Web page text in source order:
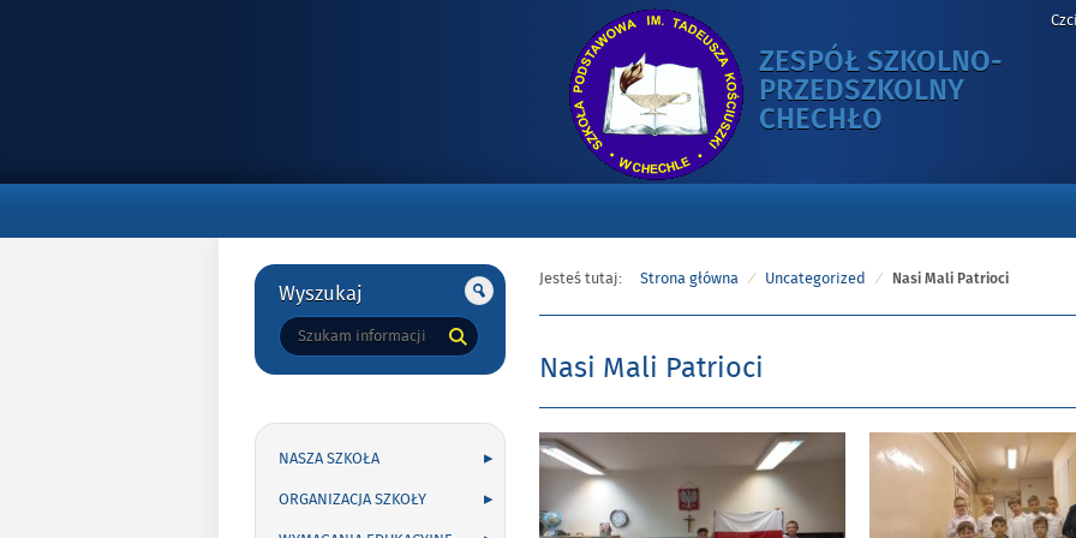
ZESPÓŁ SZKOLNO-
PRZEDSZKOLNY
CHECHŁO
MALI
Gorne
Wyszukaj
Tutaj
wpisz
NASZA SZKOŁA
ORGANIZACJA SZKOŁY
Jesteś tutaj: Strona główna Uncategorized Nasi Mali Patrioci
Nasi Mali Patrioci
Opublikowano
w